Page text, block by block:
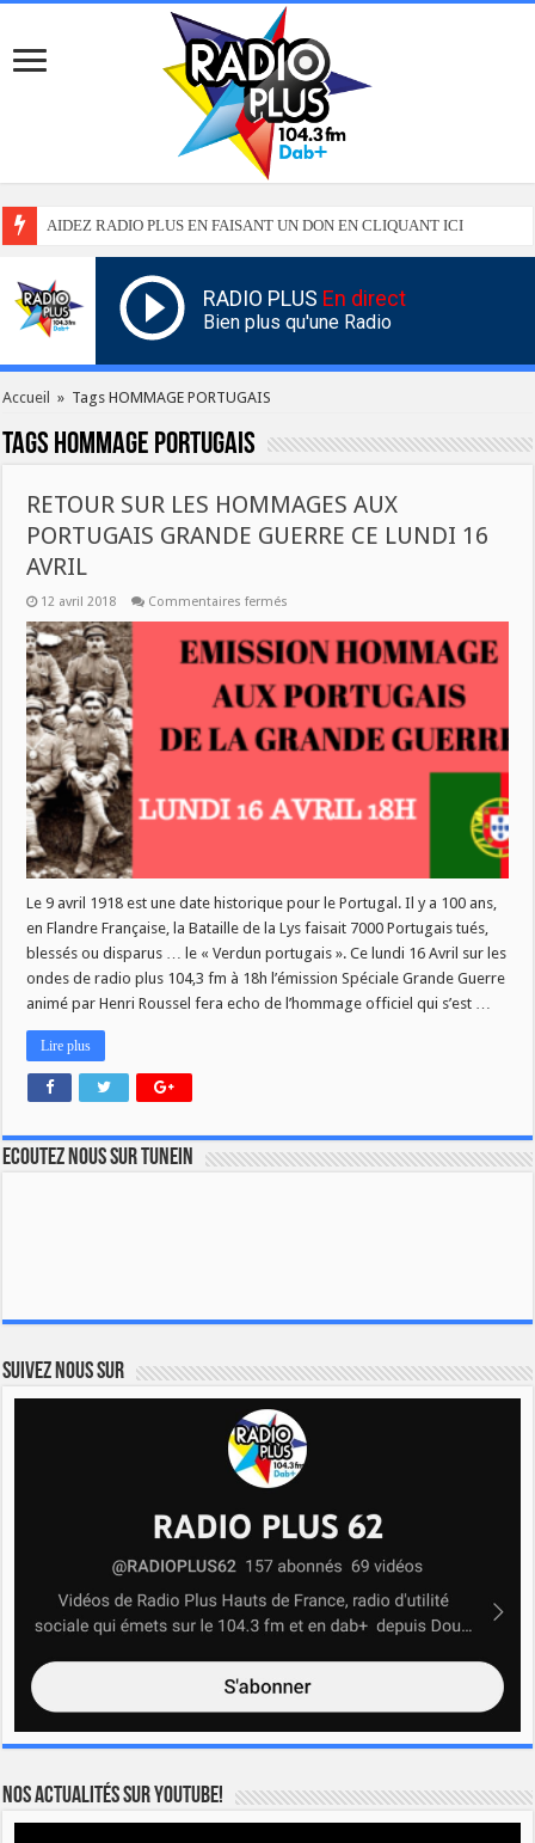
AIDEZ RADIO PLUS EN FAISANT UN DON EN CLIQUANT ICI
RADIO PLUS En direct
Bien plus qu'une Radio
Accueil » Tags HOMMAGE PORTUGAIS
Tags HOMMAGE PORTUGAIS
RETOUR SUR LES HOMMAGES AUX
PORTUGAIS GRANDE GUERRE CE LUNDI 16
AVRIL
12 avril 2018 Commentaires fermés
LES
HOMMAGES
PORTUGAIS
GRANDE
GUERRE
CE
LUNDI
Le 9 avril 1918 est une date historique pour le Portugal. Il y a 100 ans,
en Flandre Française, la Bataille de la Lys faisait 7000 Portugais tués,
blessés ou disparus … le « Verdun portugais ». Ce lundi 16 Avril sur les
ondes de radio plus 104,3 fm à 18h l’émission Spéciale Grande Guerre
animé par Henri Roussel fera echo de l’hommage officiel qui s’est …
Lire plus
Ecoutez nous sur TuneIn
Suivez nous sur
Nos actualités sur YOUTUBE!